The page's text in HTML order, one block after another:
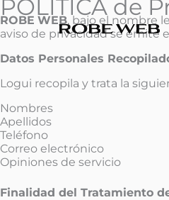
Ir
al
contenido
POLÍTICA de
ROBE WEB, bajo el nombre
aviso de privacidad se emite
Datos Personales
Logui recopila y trata la
Nombres
Apellidos
Teléfono
Correo electrónico
Opiniones de servicio
Finalidad del Tratamiento